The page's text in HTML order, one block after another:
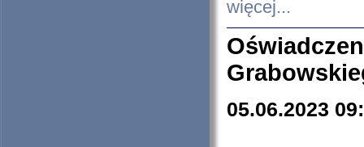
więcej...
05.06.2023